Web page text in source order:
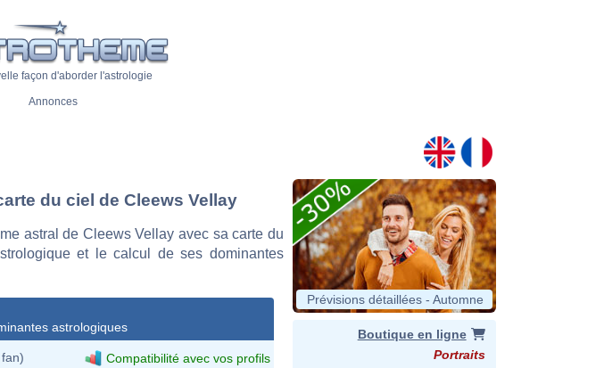
façon d'aborder l'astrologie
Annonces
du ciel de Cleews Vellay
astral de Cleews Vellay avec sa carte du
et le calcul de ses dominantes
astrologiques
Compatibilité avec vos profils
Prévisions détaillées - Automne
Boutique en ligne
Portraits